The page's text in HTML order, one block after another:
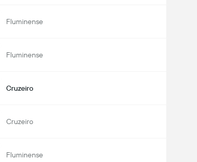
Fluminense
Fluminense
Cruzeiro
Cruzeiro
Fluminense